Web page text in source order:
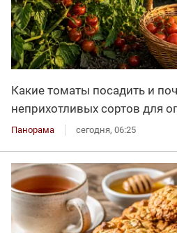
Какие томаты посадить и
неприхотливых сортов для
Панорама сегодня, 06:25